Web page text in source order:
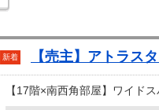
新着 【売主】アトラス
【17階×南西角部屋】ワイド